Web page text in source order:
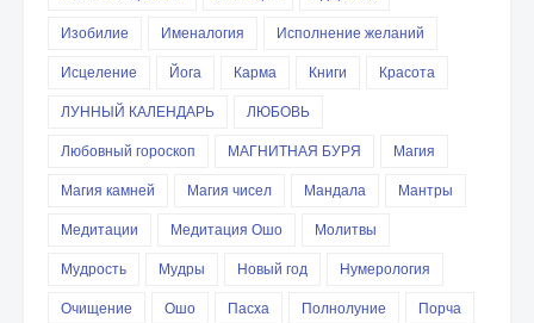
Изобилие
Именалогия
Исполнение желаний
Исцеление
Йога Карма Книги
Красота
ЛУННЫЙ КАЛЕНДАРЬ
ЛЮБОВЬ
Любовный гороскоп
МАГНИТНАЯ БУРЯ
Магия
Магия камней
Магия чисел Мандала
Мантры
Медитации
Медитация Ошо
Молитвы
Мудрость
Мудры Новый год
Нумерология
Очищение
Ошо Пасха Полнолуние
Порча